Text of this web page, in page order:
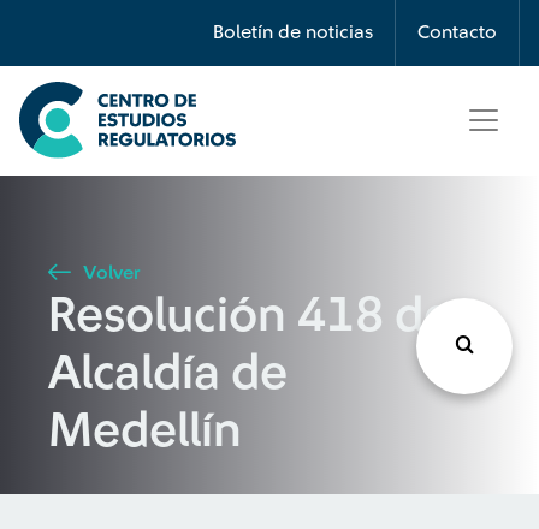
Boletín de noticias Contacto
Búsqueda
Seleccione país
Buscar
Volver
Resolución 418 de
Alcaldía de
Medellín